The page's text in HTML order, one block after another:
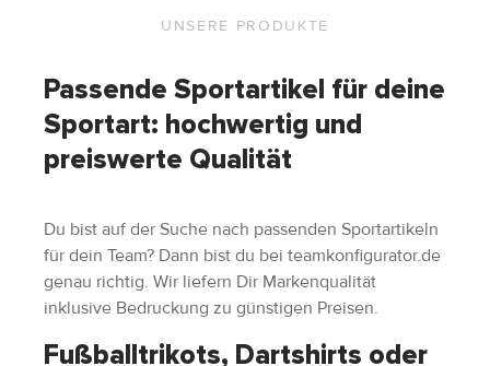
UNSERE PRODUKTE
Passende Sportartikel für deine
Sportart: hochwertig und
preiswerte Qualität
Du bist auf der Suche nach passenden Sportartikeln
für dein Team? Dann bist du bei teamkonfigurator.de
genau richtig. Wir liefern Dir Markenqualität
inklusive Bedruckung zu günstigen Preisen.
Fußballtrikots, Dartshirts oder